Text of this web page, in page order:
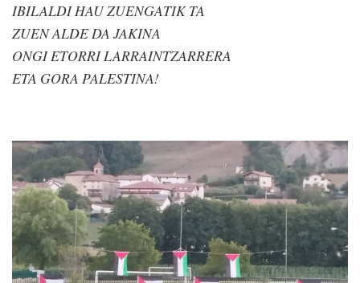
IBILALDI HAU ZUENGATIK TA
ZUEN ALDE DA JAKINA
ONGI ETORRI LARRAINTZARRERA
ETA GORA PALESTINA!